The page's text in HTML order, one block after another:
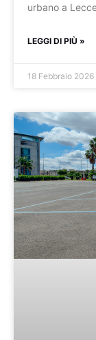
urbano a
LEGGI DI PIÙ »
18 Febbraio 2026